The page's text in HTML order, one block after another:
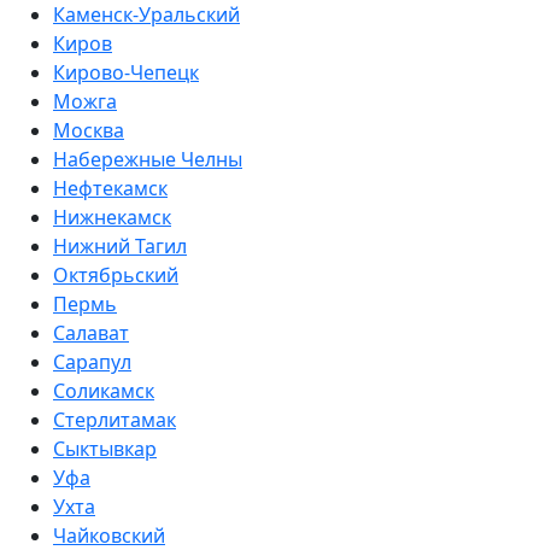
Каменск-Уральский
Киров
Кирово-Чепецк
Можга
Москва
Набережные Челны
Нефтекамск
Нижнекамск
Нижний Тагил
Октябрьский
Пермь
Салават
Сарапул
Соликамск
Стерлитамак
Сыктывкар
Уфа
Ухта
Чайковский